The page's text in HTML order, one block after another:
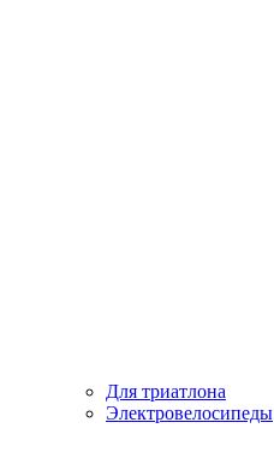
Для триатлона
Электровелосипеды